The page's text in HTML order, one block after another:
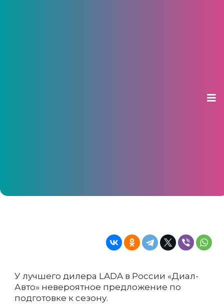
У лучшего дилера LADA в России «Диал-
Авто» невероятное предложение по
подготовке к сезону.